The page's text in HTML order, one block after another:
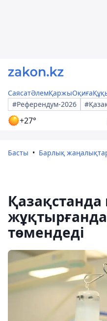
СаясатӘлемҚаржыОқиға
#Референдум-2026
+27°
Басты Барлық
төмендеді